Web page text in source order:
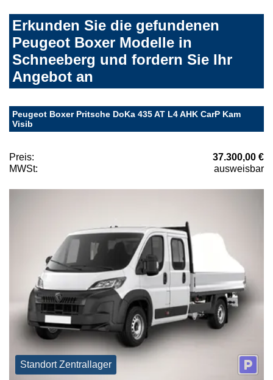
Erkunden Sie die gefundenen
Peugeot Boxer Modelle in
Schneeberg und fordern Sie Ihr
Angebot an
Peugeot Boxer Pritsche DoKa 435 AT L4 AHK CarP Kam
Visib
Preis:
37.300,00 €
MWSt:
ausweisbar
Standort Zentrallager